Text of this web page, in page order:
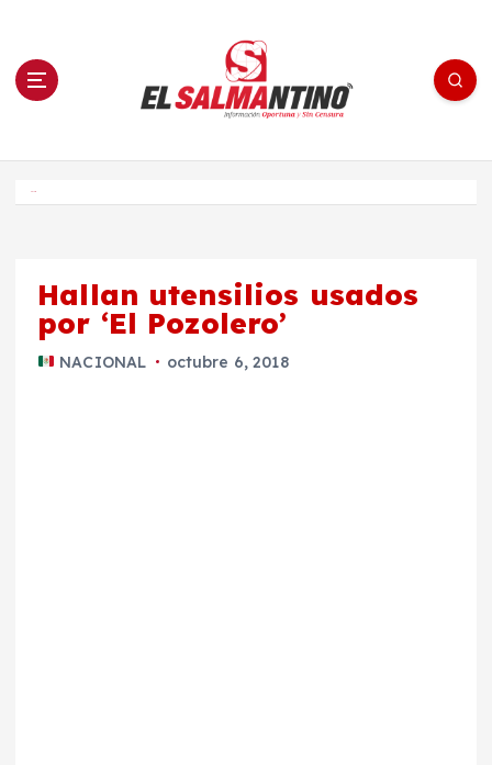
n El Salmantino - medios/noticias/editorial
Hallan utensilios usados
por ‘El Pozolero’
NACIONAL octubre 6, 2018